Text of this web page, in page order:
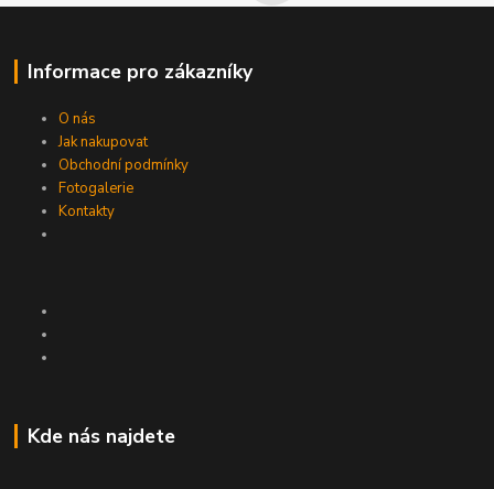
Informace pro zákazníky
O nás
Jak nakupovat
Obchodní podmínky
Fotogalerie
Kontakty
Kde nás najdete